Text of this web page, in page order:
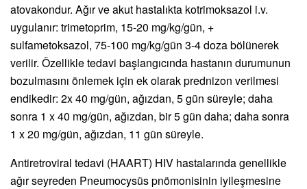
atovakondur. Ağır ve akut hastalıkta kotrimoksazol i.v.
uygulanır: trimetoprim, 15-20 mg/kg/gün, +
sulfametoksazol, 75-100 mg/kg/gün 3-4 doza bölünerek
verilir. Özellikle tedavi başlangıcında hastanın durumunun
bozulmasını önlemek için ek olarak prednizon verilmesi
endikedir: 2x 40 mg/gün, ağızdan, 5 gün süreyle; daha
sonra 1 x 40 mg/gün, ağızdan, bir 5 gün daha; daha sonra
1 x 20 mg/gün, ağızdan, 11 gün süreyle.
Antiretroviral tedavi (HAART) HIV hastalarında genellikle
ağır seyreden Pneumocysüs pnömonisinin iyileşmesine